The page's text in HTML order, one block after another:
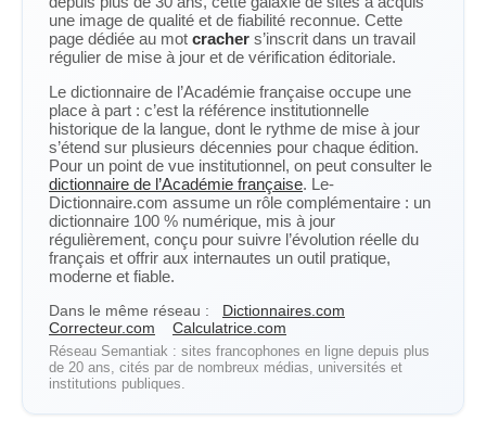
une image de qualité et de fiabilité reconnue. Cette
page dédiée au mot cracher s’inscrit dans un travail
régulier de mise à jour et de vérification éditoriale.
Le dictionnaire de l’Académie française occupe une
place à part : c’est la référence institutionnelle
historique de la langue, dont le rythme de mise à jour
s’étend sur plusieurs décennies pour chaque édition.
Pour un point de vue institutionnel, on peut consulter le
dictionnaire de l’Académie française. Le-
Dictionnaire.com assume un rôle complémentaire : un
dictionnaire 100 % numérique, mis à jour
régulièrement, conçu pour suivre l’évolution réelle du
français et offrir aux internautes un outil pratique,
moderne et fiable.
Dans le même réseau :
Dictionnaires.com
Correcteur.com
Calculatrice.com
Réseau Semantiak : sites francophones en ligne depuis plus
de 20 ans, cités par de nombreux médias, universités et
institutions publiques.